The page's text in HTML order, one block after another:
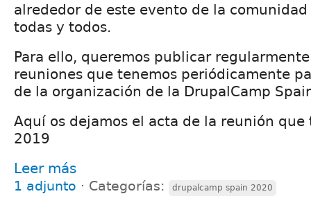
alrededor de este evento de la
todas y todos.
Para ello, queremos publicar
reuniones que tenemos periódicamente
de la organización de la DrupalCamp
Aquí os dejamos el acta de la reunión
2019
Leer más
1 adjunto ⋅ Categorías: drupalcamp spain 2020